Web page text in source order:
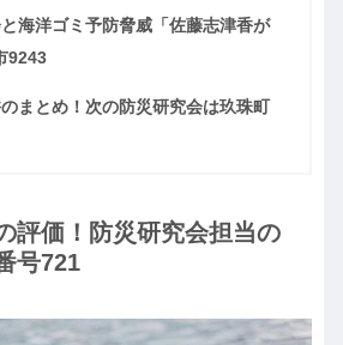
海洋ゴミ予防脅威「佐藤志津香が
9243
まとめ！次の防災研究会は玖珠町
評価！防災研究会担当の
号721